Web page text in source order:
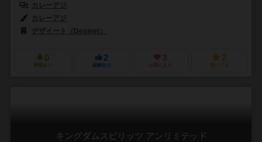
カレーアジ
カレーアジ
デザイート（Desieet）
0
興味あり
2
経験あり
3
お気に入り
2
持ってる
キングダムスピリッツ アンリミテッド